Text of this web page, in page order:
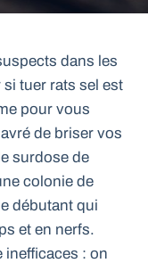
dans les
tuer rats sel est
pour vous
de briser vos
surdose de
colonie de
débutant qui
et en nerfs.
inefficaces : on